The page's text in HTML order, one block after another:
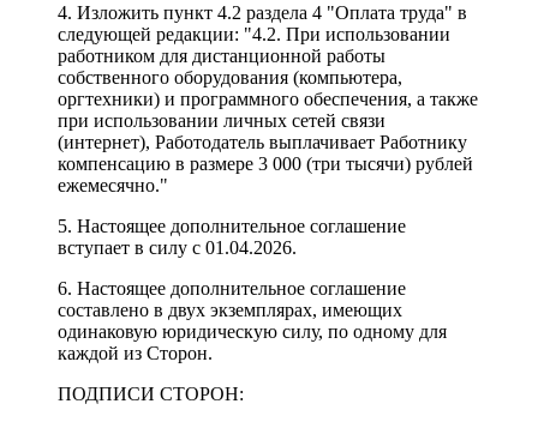
4. Изложить пункт 4.2 раздела 4 "Оплата труда" в
следующей редакции: "4.2. При использовании
работником для дистанционной работы
собственного оборудования (компьютера,
оргтехники) и программного обеспечения, а также
при использовании личных сетей связи
(интернет), Работодатель выплачивает Работнику
компенсацию в размере 3 000 (три тысячи) рублей
ежемесячно."
5. Настоящее дополнительное соглашение
вступает в силу с 01.04.2026.
6. Настоящее дополнительное соглашение
составлено в двух экземплярах, имеющих
одинаковую юридическую силу, по одному для
каждой из Сторон.
ПОДПИСИ СТОРОН: